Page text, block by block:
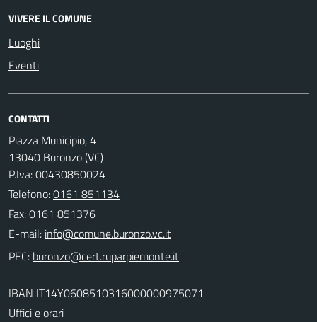
VIVERE IL COMUNE
Luoghi
Eventi
CONTATTI
Piazza Municipio, 4
13040 Buronzo (VC)
P.Iva: 00430850024
Telefono:0161 851134
Fax: 0161 851376
E-mail:
PEC:
IBAN IT14Y0608510316000000975071
Uffici e orari